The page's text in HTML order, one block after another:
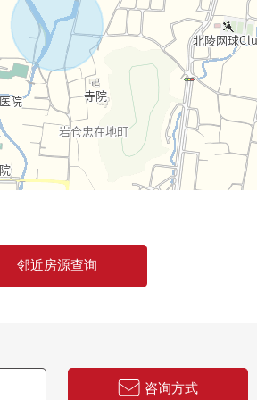
邻近房源查询
咨询方式